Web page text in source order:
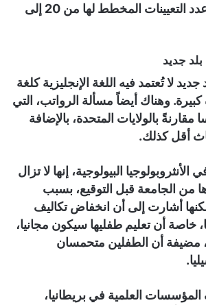
سيسمح لها بزيادة عدد التعيينات المخطط لها من 20 إلى
بلد جديد
جديد لا تُعتمد فيه اللغة الإنجليزية كلغة
وهناك أيضاً مسألة الرواتب، التي
بالولايات المتحدة، بالإضافة
أقل كذلك.
البيولوجية، إنها لا تزال
من الجامعة قبل التوقيع، بسبب
أشارت إلى أن انخفاض تكاليف
خاصة أن تعليم طفليها سيكون مجانيا،
مضيفة أن الطفلين متحمسان
العلمية في بريطانيا،